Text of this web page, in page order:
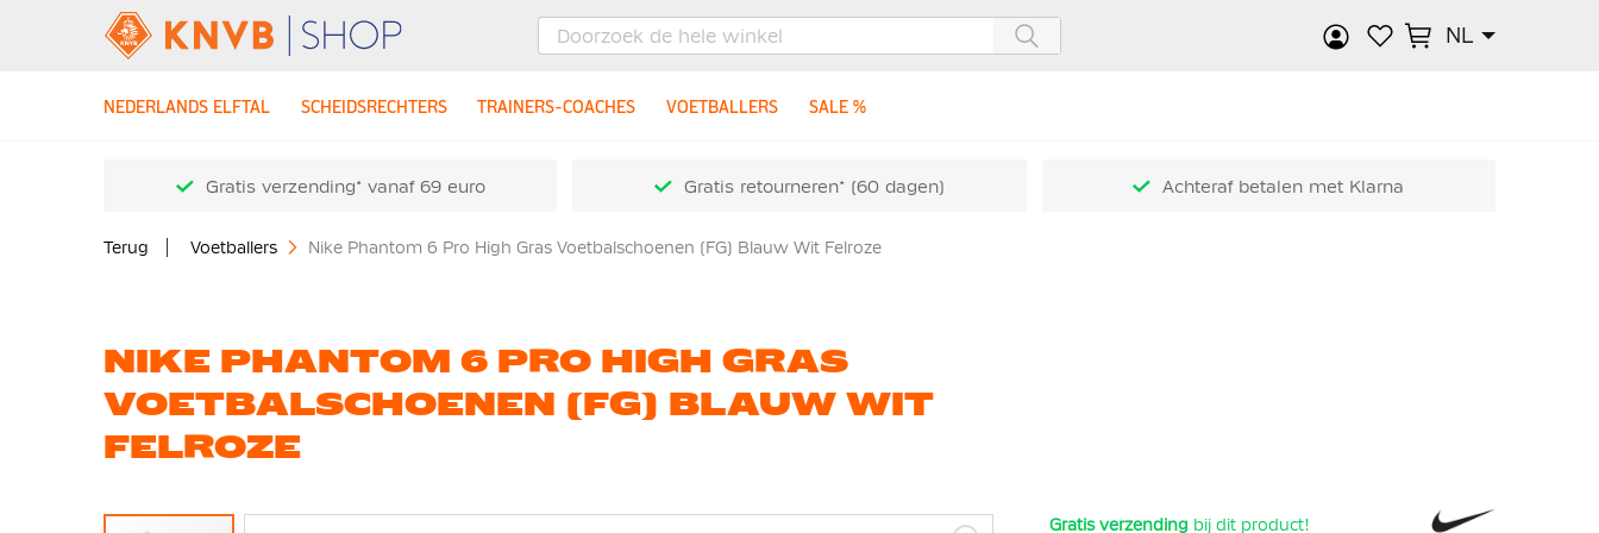
NL
NEDERLANDS ELFTAL SCHEIDSRECHTERS TRAINERS-COACHES VOETBALLERS SALE %
Gratis verzending* vanaf 69 euro Gratis retourneren* (60 dagen) Achteraf betalen met Klarna
Terug Voetballers Nike Phantom 6 Pro High Gras Voetbalschoenen (FG) Blauw Wit Felroze
NIKE PHANTOM 6 PRO HIGH GRAS
VOETBALSCHOENEN (FG) BLAUW WIT
FELROZE
Ga
Gratis verzending bij dit product!